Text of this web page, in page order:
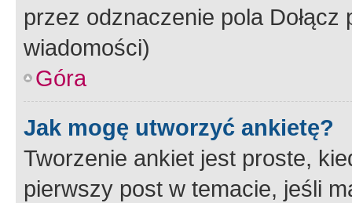
przez odznaczenie pola
wiadomości)
Góra
Jak mogę utworzyć ankietę?
Tworzenie ankiet jest proste,
pierwszy post w temacie, jeśli